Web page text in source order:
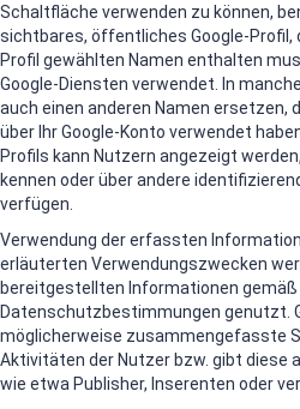
Schaltfläche verwenden zu können,
sichtbares, öffentliches Google-Profil,
Profil gewählten Namen enthalten
Google-Diensten verwendet. In
auch einen anderen Namen ersetzen,
über Ihr Google-Konto verwendet
Profils kann Nutzern angezeigt
kennen oder über andere
verfügen.
Verwendung der erfassten
erläuterten Verwendungszwecken
bereitgestellten Informationen gemäß
Datenschutzbestimmungen genutzt.
möglicherweise zusammengefasste
Aktivitäten der Nutzer bzw. gibt diese
wie etwa Publisher, Inserenten oder